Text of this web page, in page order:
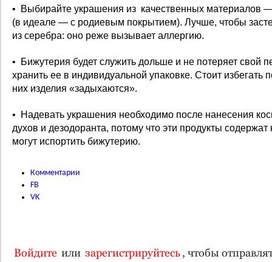
• Выбирайте украшения из качественных материалов —
(в идеале — с родиевым покрытием). Лучше, чтобы
из серебра: оно реже вызывает аллергию.
• Бижутерия будет служить дольше и не потеряет свой
хранить ее в индивидуальной упаковке. Стоит избегать
них изделия «задыхаются».
• Надевать украшения необходимо после нанесения
духов и дезодоранта, потому что эти продукты
могут испортить бижутерию.
Комментарии
FB
VK
Войдите или зарегистрируйтесь, чтобы